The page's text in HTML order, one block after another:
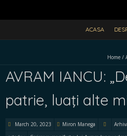
ACASA
Home /
AVRAM IANCU:
patrie, luaţi alte
March 20, 2023 Miron Manega